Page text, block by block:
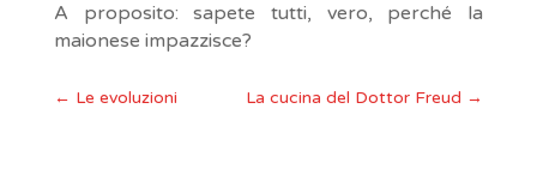
A proposito: sapete tutti, vero, perché la
maionese impazzisce?
← Le evoluzioni La cucina del Dottor Freud →